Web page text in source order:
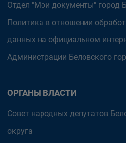
Отдел "Мои документы" город
Политика в отношении
данных на официальном
Администрации Беловского
ОРГАНЫ ВЛАСТИ
Совет народных депутатов
округа